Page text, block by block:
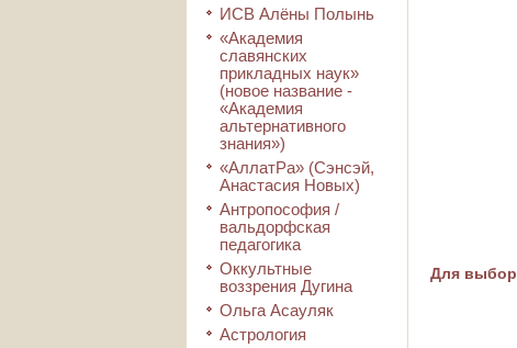
ИСВ Алёны Полынь
«Академия
славянских
прикладных наук»
(новое название -
«Академия
альтернативного
знания»)
«АллатРа» (Сэнсэй,
Анастасия Новых)
Антропософия /
вальдорфская
педагогика
Оккультные
воззрения Дугина
Ольга Асауляк
Астрология
Для